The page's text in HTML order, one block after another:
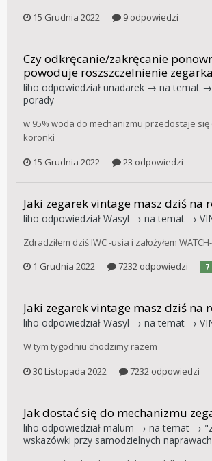
15 Grudnia 2022
9 odpowiedzi
Czy odkręcanie/zakręcanie
powoduje roszszczelnienie
liho odpowiedział unadarek → na temat →
porady
w 95% woda do mechanizmu przedostaje
koronki
15 Grudnia 2022
23 odpowiedzi
Jaki zegarek vintage masz dziś na
liho odpowiedział Wasyl → na temat →
Zdradziłem dziś IWC -usia i założyłem
1 Grudnia 2022
7232 odpowiedzi 7
Jaki zegarek vintage masz dziś na
liho odpowiedział Wasyl → na temat →
W tym tygodniu chodzimy razem
30 Listopada 2022
7232 odpowiedzi
Jak dostać się do mechanizmu
liho odpowiedział malum → na temat →
wskazówki przy samodzielnych naprawach